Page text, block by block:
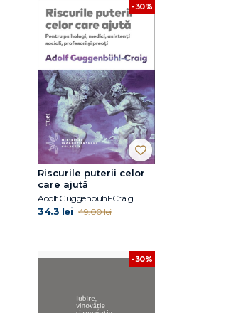
-30%
Riscurile puterii celor
care ajută
Adolf Guggenbühl-Craig
34.3 lei 49.00 lei
-30%